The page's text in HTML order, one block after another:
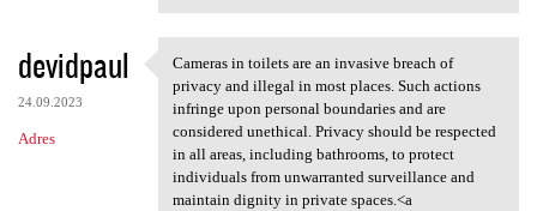
devidpaul
24.09.2023
Adres
Cameras in toilets are an
Cameras in toilets are an invasive breach of
privacy and illegal in most places. Such actions
infringe upon personal boundaries and are
considered unethical. Privacy should be respected
in all areas, including bathrooms, to protect
individuals from unwarranted surveillance and
maintain dignity in private spaces.<a